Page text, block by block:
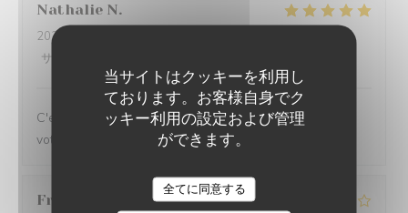
当サイトはクッキーを利用し
ております。お客様自身でク
ッキー利用の設定および管理
ができます。
全てに同意する
Nathalie N
2026-07-16
サービス
C'est toujours un plaisir de venir dans votre restaurant
votre accueil mais bien sûr vos plats.
Franco